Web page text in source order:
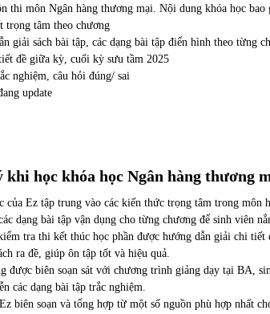
thi môn Ngân hàng thương mại. Nội dung khóa học bao
trọng tâm theo chương
giải sách bài tập, các dạng bài tập điển hình theo từng
đề giữa kỳ, cuối kỳ sưu tầm 2025
nghiệm, câu hỏi đúng/ sai
update
khi học khóa học Ngân hàng thương
của Ez tập trung vào các kiến thức trọng tâm trong môn
dạng bài tập vận dụng cho từng chương để sinh viên
tra thi kết thúc học phần được hướng dẫn giải chi tiết
ra đề, giúp ôn tập tốt và hiệu quả.
được biên soạn sát với chương trình giảng dạy tại BA,
các dạng bài tập trắc nghiệm.
biên soạn và tổng hợp từ một số nguồn phù hợp nhất